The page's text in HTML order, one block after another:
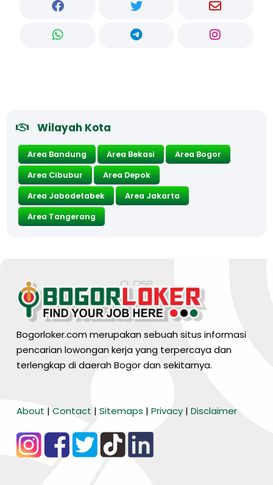
Wilayah Kota
Area Bandung Area Bekasi
Area Bogor
Area Cibubur
Area Depok
Area Jabodetabek
Area Jakarta
Area Tangerang
Bogorloker.com merupakan sebuah situs informasi
pencarian lowongan kerja yang terpercaya dan
terlengkap di daerah Bogor dan sekitarnya.
About | Contact | Sitemaps | Privacy | Disclaimer